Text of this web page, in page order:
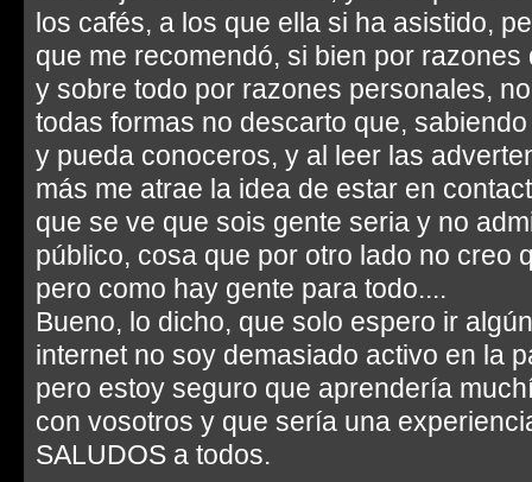
los cafés, a los que ella si ha asistido,
que me recomendó, si bien por
y sobre todo por razones personales,
todas formas no descarto que,
y pueda conoceros, y al leer las
más me atrae la idea de estar en
que se ve que sois gente seria y no
público, cosa que por otro lado no creo
pero como hay gente para todo....
Bueno, lo dicho, que solo espero ir
internet no soy demasiado activo en la
pero estoy seguro que aprendería
con vosotros y que sería una
SALUDOS a todos.